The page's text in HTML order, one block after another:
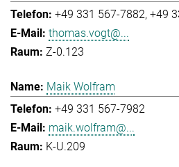
+49 331 567-7882 +49
thomas.vogt@...
Z-0.123
Maik Wolfram
+49 331 567-7982
maik.wolfram@...
K-U.209